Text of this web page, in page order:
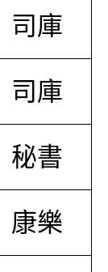
司庫
司庫
秘書
康樂